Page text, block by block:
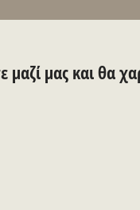
μας και θα